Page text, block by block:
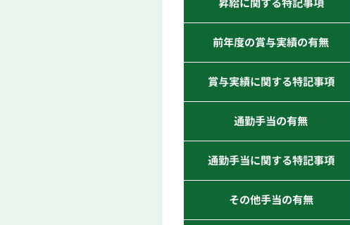
前年度の賞与実績の有無
賞与実績に関する特記事項
通勤手当の有無
通勤手当に関する特記事項
その他手当の有無